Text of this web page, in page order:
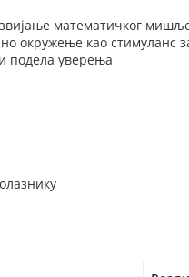
математичког
окружење као стимуланс
подела уверења